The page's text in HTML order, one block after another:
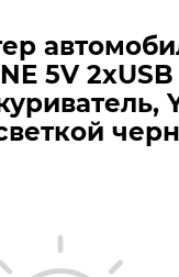
5V 2xUSB